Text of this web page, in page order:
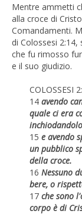
Mentre ammetti
alla croce di
Comandamenti.
di Colossesi
che fu rimosso
e il suo giudizio.
COLOSSESI
14 avendo
quale ci era
15 e avendo
un pubblico
della croce.
16 Nessuno
bere, o
17 che sono
corpo è di